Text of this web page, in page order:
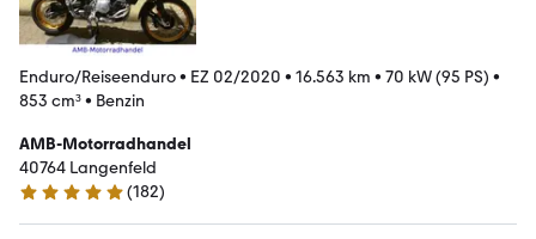
Enduro/Reiseenduro• EZ 02/2020 • 16.563 km • 70 kW (95 PS) •
853 cm³• Benzin
AMB-Motorradhandel
40764 Langenfeld
4.9 Sterne
(182)